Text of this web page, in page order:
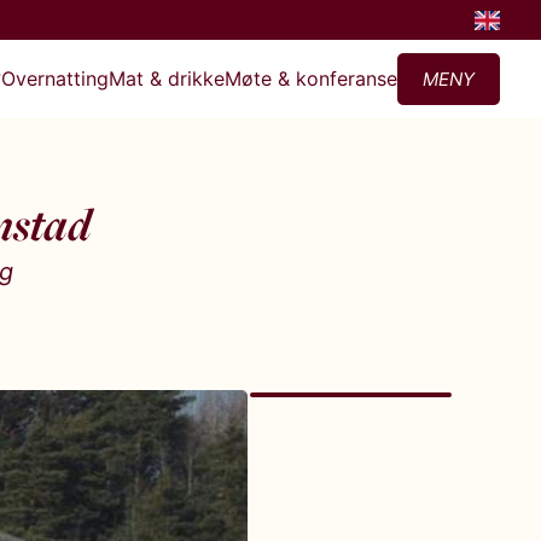
OvernattingMat & drikkeMøte & konferanse MENY